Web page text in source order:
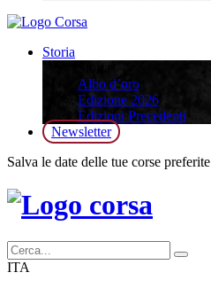
Storia
Albo d’oro
Edizione 2026
Edizioni Precedenti
Newsletter
Salva le date delle tue corse preferite
ITA